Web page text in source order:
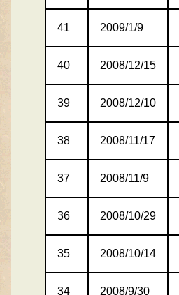
41 2009/1/9
40 2008/12/15
39 2008/12/10
38 2008/11/17
37 2008/11/9
36 2008/10/29
35 2008/10/14
34 2008/9/30